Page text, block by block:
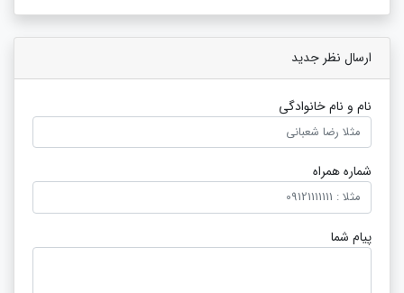
ارسال نظر جدید
نام و نام خانوادگی
شماره همراه
پیام شما